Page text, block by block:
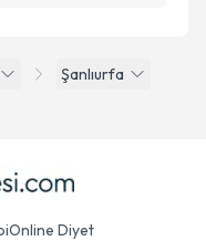
Şanlıurfa
Online Diyet